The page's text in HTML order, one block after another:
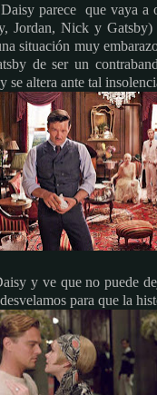
parece que vaya a
Jordan, Nick y
situación muy
de ser un
altera ante tal
y ve que no puede
para que la